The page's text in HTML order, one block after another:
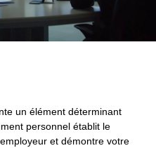
un élément déterminant
personnel établit le
et démontre votre